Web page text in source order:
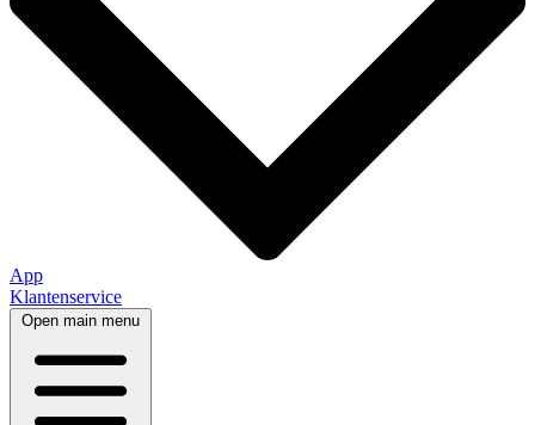
App
Klantenservice
Open main menu